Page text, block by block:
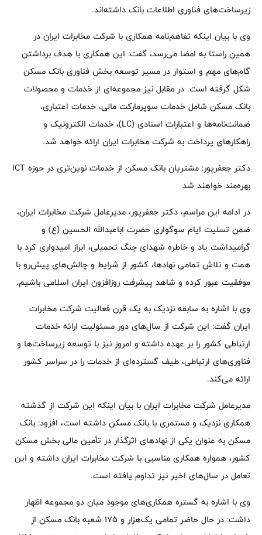
زیرساخت‌های فناوری اطلاعات بانک داشته‌اند.
وی با بیان اینکه تفاهم‌نامه همکاری با شرکت مخابرات ایران در
همین راستا به امضا می‌رسد، گفت: این همکاری با هدف برداشتن
گام‌های مهم و استوار در مسیر توسعه بخش فناوری بانک مسکن
شکل گرفته است. در مقابل نیز مجموعه‌ای از خدمات و محصولات
بانک مسکن شامل خدمات سوپرمارکت مالی، خدمات اعتباری،
ضمانت‌نامه‌ها و اعتبارات اسنادی (LC)، خدمات الکترونیک و
راهکارهای پرداخت به شرکت مخابرات ایران ارائه خواهد شد.
دکتر جعفرپور: مشتریان بانک مسکن از خدمات نوین‌تری در حوزه ICT
بهره‌مند خواهند شد
در ادامه این مراسم، دکتر جعفرپور، مدیرعامل شرکت مخابرات ایران،
ضمن تسلیت ایام سوگواری حضرت اباعبدالله الحسین (ع) و
گرامیداشت یاد و خاطره شهدای جنگ تحمیلی، ابراز امیدواری کرد با
همت و تلاش تمامی نهادها، کشور از شرایط و چالش‌های پیش‌رو با
موفقیت عبور کرده و شاهد پیشرفت روزافزون ایران اسلامی باشیم.
وی با اشاره به سابقه نزدیک به یک قرن فعالیت شرکت مخابرات
ایران گفت: این شرکت از سال‌های دور مسئولیت ارائه خدمات
ارتباطی کشور را بر عهده داشته و امروز نیز با توسعه زیرساخت‌ها و
فناوری‌های ارتباطی، طیف گسترده‌ای از خدمات را در سراسر کشور
ارائه می‌کند.
مدیرعامل شرکت مخابرات ایران با بیان اینکه این شرکت از گذشته
همکاری نزدیک و مستمری با بانک مسکن داشته است، افزود: بانک
مسکن به عنوان یکی از نهادهای اثرگذار در تأمین مالی بخش مسکن
کشور، همواره همکاری مناسبی با شرکت مخابرات ایران داشته و این
تعامل در سال‌های اخیر نیز تداوم یافته است.
وی با اشاره به گستره همکاری‌های موجود میان دو مجموعه اظهار
داشت: در حال حاضر تمامی یک‌هزار و ۱۷۵ شعبه بانک مسکن از